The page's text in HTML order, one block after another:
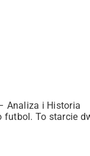
Analiza i Historia
To starcie